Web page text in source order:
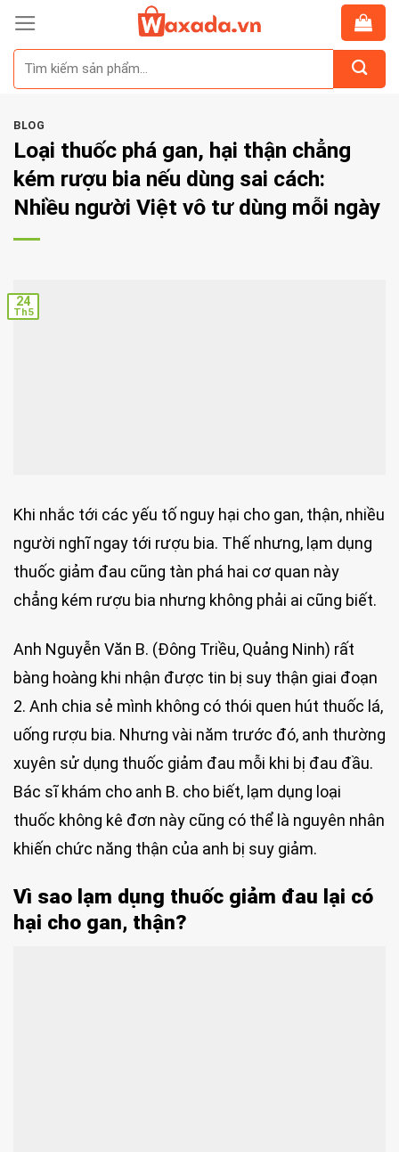
Skip
content
BLOG
Loại thuốc phá gan, hại thận chẳng
kém rượu bia nếu dùng sai cách:
Nhiều người Việt vô tư dùng mỗi ngày
24
Th5
Khi nhắc tới các yếu tố nguy hại cho gan, thận, nhiều
người nghĩ ngay tới rượu bia. Thế nhưng, lạm dụng
thuốc giảm đau cũng tàn phá hai cơ quan này
chẳng kém rượu bia nhưng không phải ai cũng biết.
Anh Nguyễn Văn B. (Đông Triều, Quảng Ninh) rất
bàng hoàng khi nhận được tin bị suy thận giai đoạn
2. Anh chia sẻ mình không có thói quen hút thuốc lá,
uống rượu bia. Nhưng vài năm trước đó, anh thường
xuyên sử dụng thuốc giảm đau mỗi khi bị đau đầu.
Bác sĩ khám cho anh B. cho biết, lạm dụng loại
thuốc không kê đơn này cũng có thể là nguyên nhân
khiến chức năng thận của anh bị suy giảm.
Vì sao lạm dụng thuốc giảm đau lại có
hại cho gan, thận?